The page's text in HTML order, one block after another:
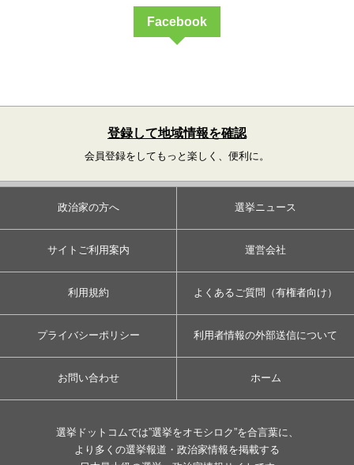
Facebook
登録して地域情報を確認
会員登録をしてもっと楽しく、便利に。
政治家の方へ 選挙ニュース
サイトご利用案内 運営会社
利用規約 よくあるご質問（有権者向け）
プライバシーポリシー 利用者情報の外部送信について
お問い合わせ ホーム
選挙ドットコムでは”選挙をオモシロク”を合言葉に、
より多くの選挙報道・政治家情報を掲載する